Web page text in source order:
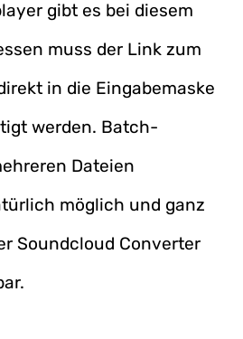
gibt es bei diesem
muss der Link zum
in die Eingabemaske
werden. Batch-
Dateien
möglich und ganz
Soundcloud Converter